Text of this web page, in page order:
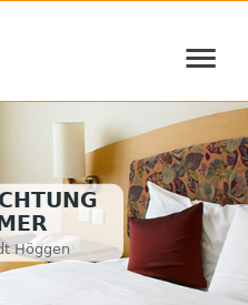
≡
Höggen